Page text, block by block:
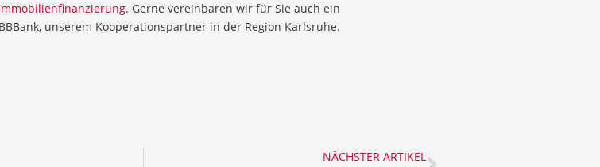
. Gerne vereinbaren wir für Sie auch ein
unserem Kooperationspartner in der Region Karlsruhe.
NÄCHSTER ARTIKEL